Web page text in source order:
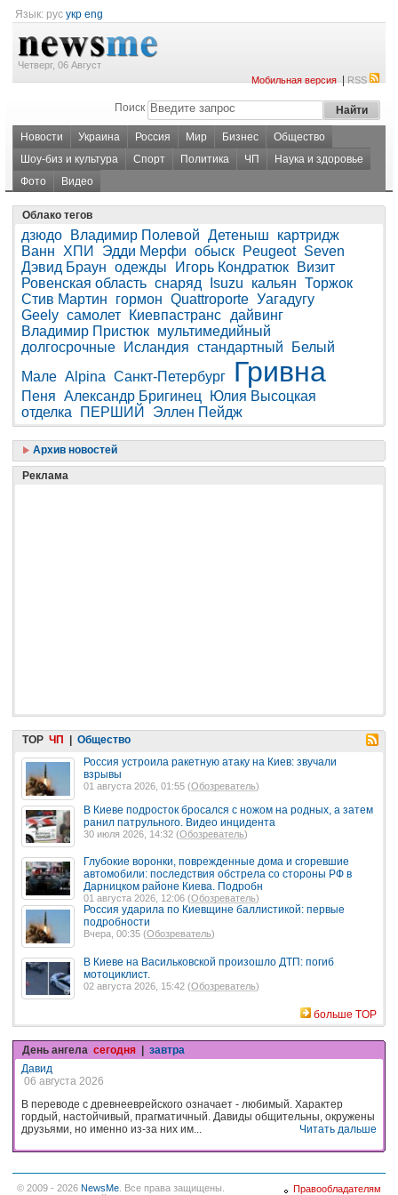
Язык: рус укр eng
Четверг, 06 Август
Мобильная версия|RSS
Поиск
Новости Украина Россия Мир Бизнес
Общество
Шоу-биз и культура
Спорт Политика ЧП
Наука и здоровье
Фото
Видео
Облако тегов
дзюдо Владимир Полевой Детеныш
картридж
Ванн
ХПИ Эдди Мерфи обыск Peugeot Seven
Дэвид Браун одежды Игорь Кондратюк
Визит
Ровенская область снаряд Isuzu кальян Торжок
Стив Мартин
гормон Quattroporte Уагадугу
Geely самолет Киевпастранс
дайвинг
Владимир Пристюк мультимедийный
долгосрочные
Исландия стандартный
Белый
Мале Alpina Санкт-Петербург Гривна
Пеня Александр Бригинец
Юлия Высоцкая
отделка
ПЕРШИЙ Эллен Пейдж
Архив новостей
Реклама
TOP ЧП
Общество
Россия устроила ракетную атаку на Киев: звучали
взрывы
01 августа 2026, 01:55 (Обозреватель)
В Киеве подросток бросался с ножом на родных, а затем
ранил патрульного. Видео инцидента
30 июля 2026, 14:32 (Обозреватель)
Глубокие воронки, поврежденные дома и сгоревшие
автомобили: последствия обстрела со стороны РФ в
Дарницком районе Киева. Подробн
01 августа 2026, 12:06 (Обозреватель)
Россия ударила по Киевщине баллистикой: первые
подробности
Вчера, 00:35 (Обозреватель)
В Киеве на Васильковской произошло ДТП: погиб
мотоциклист.
02 августа 2026, 15:42 (Обозреватель)
больше TOP
День ангела сегодня
завтра
Давид
06 августа 2026
В переводе с древнееврейского означает - любимый. Характер
гордый, настойчивый, прагматичный. Давиды общительны, окружены
друзьями, но именно из-за них им...
Читать дальше
© 2009 - 2026 NewsMe . Все права защищены.
Правообладателям